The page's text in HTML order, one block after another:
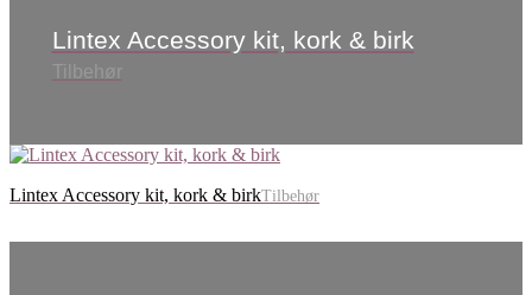
Lintex Accessory kit, kork & birk
Tilbehør
Lintex Accessory kit, kork & birkTilbehør